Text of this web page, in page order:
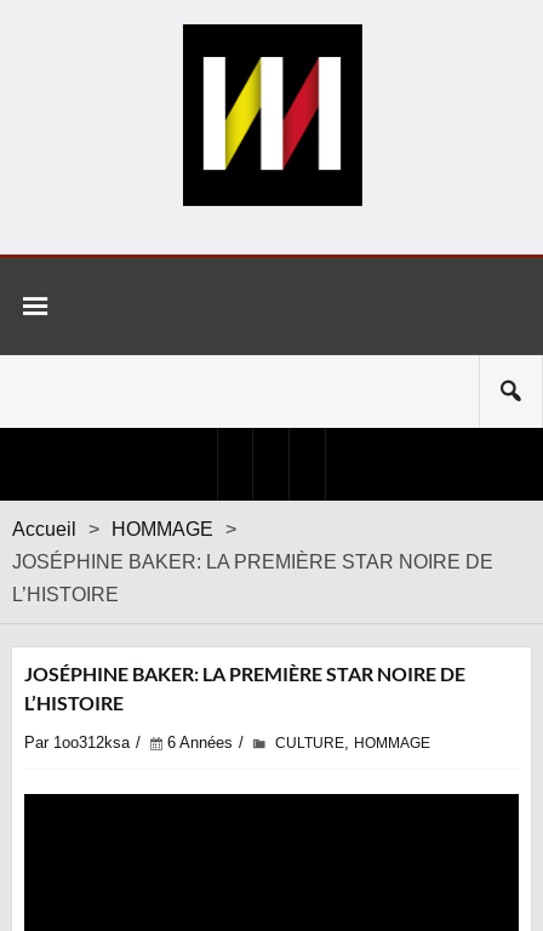
Accueil > HOMMAGE
>
JOSÉPHINE BAKER: LA PREMIÈRE STAR NOIRE DE
L’HISTOIRE
JOSÉPHINE BAKER: LA PREMIÈRE STAR NOIRE DE
L’HISTOIRE
Par 1oo312ksa 6 Années CULTURE, HOMMAGE